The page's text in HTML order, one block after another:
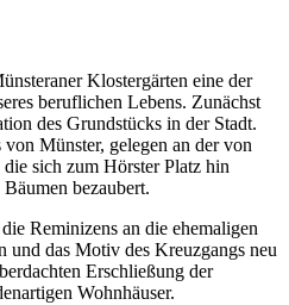
Klostergärten eine der
beruflichen Lebens. Zunächst
des Grundstücks in der Stadt.
Münster, gelegen an der von
sich zum Hörster Platz hin
bezaubert.
Reminizens an die ehemaligen
und das Motiv des Kreuzgangs neu
Erschließung der
Wohnhäuser.